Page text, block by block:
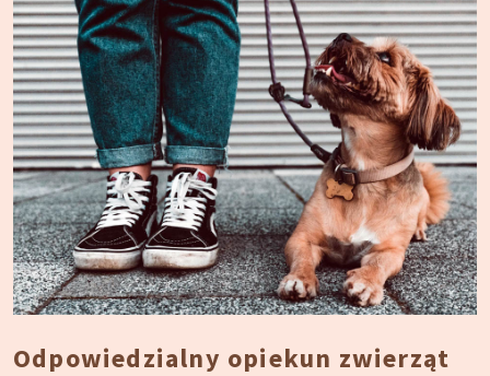
Odpowiedzialny opiekun zwierząt